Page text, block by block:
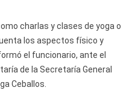
charlas y clases de yoga o
los aspectos físico y
el funcionario, ante el
de la Secretaría General
Ceballos.